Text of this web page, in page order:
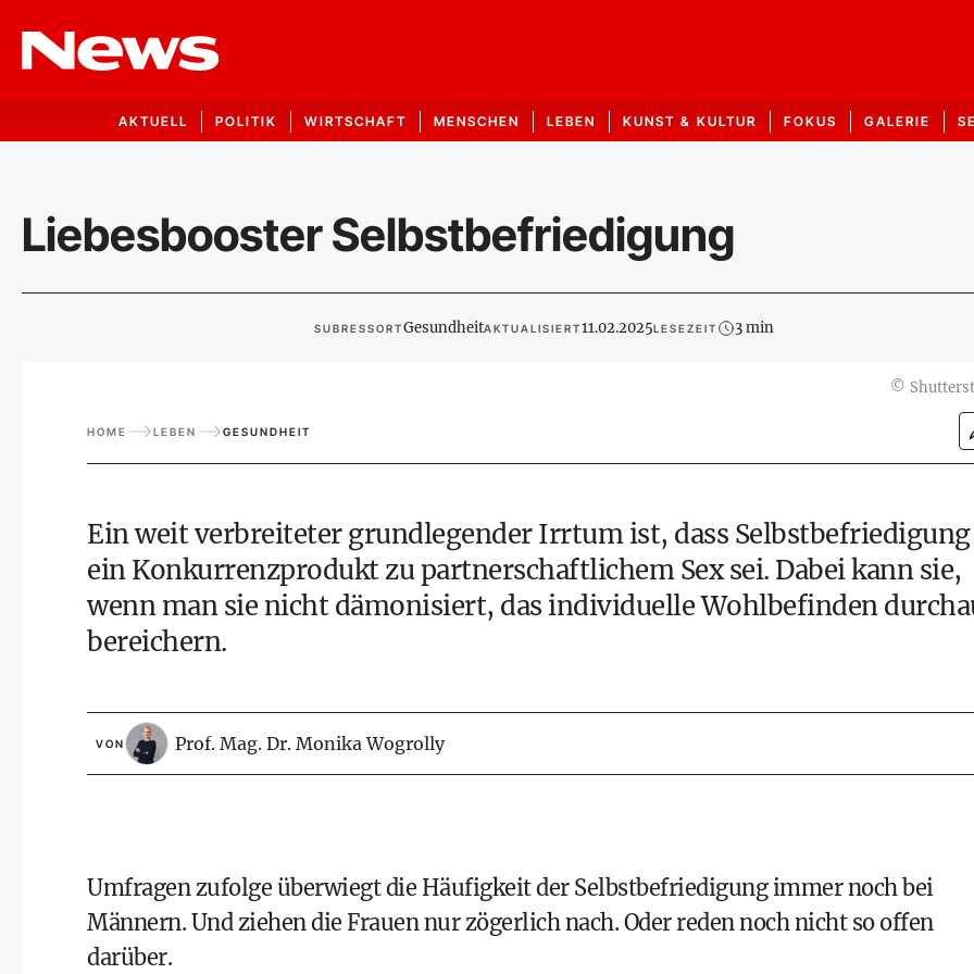
AKTUELL POLITIK WIRTSCHAFT MENSCHEN LEBEN KUNST & KULTUR FOKUS GALERIE
Liebesbooster Selbstbefriedigung
SUBRESSORTGesundheitAKTUALISIERT11.02.2025LESEZEIT 3 min
©
HOME LEBEN GESUNDHEIT
Ein weit verbreiteter grundlegender Irrtum ist, dass Selbstbefriedigung
ein Konkurrenzprodukt zu partnerschaftlichem Sex sei. Dabei kann sie,
wenn man sie nicht dämonisiert, das individuelle Wohlbefinden
bereichern.
VON Prof. Mag. Dr. Monika Wogrolly
Umfragen zufolge überwiegt die Häufigkeit der Selbstbefriedigung immer noch bei
Männern. Und ziehen die Frauen nur zögerlich nach. Oder reden noch nicht so offen
darüber.